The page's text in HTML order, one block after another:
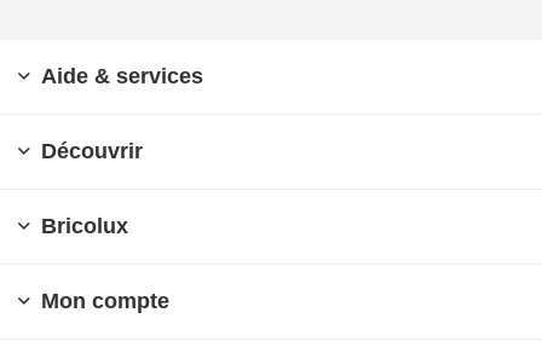
Aide & services
Découvrir
Bricolux
Mon compte